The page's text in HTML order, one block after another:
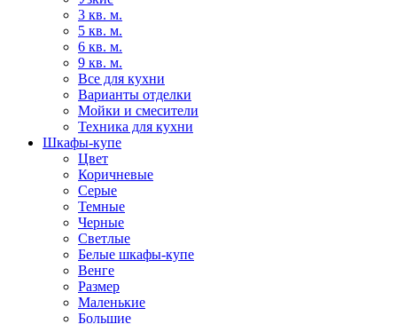
3 кв. м.
5 кв. м.
6 кв. м.
9 кв. м.
Все для кухни
Варианты отделки
Мойки и смесители
Техника для кухни
Шкафы-купе
Цвет
Коричневые
Серые
Темные
Черные
Светлые
Белые шкафы-купе
Венге
Размер
Маленькие
Большие